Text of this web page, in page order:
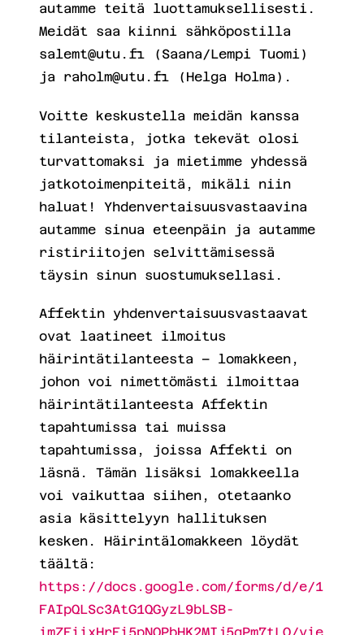
autamme teitä luottamuksellisesti.
Meidät saa kiinni sähköpostilla
salemt@utu.fi (Saana/Lempi Tuomi)
ja raholm@utu.fi (Helga Holma).
Voitte keskustella meidän kanssa
tilanteista, jotka tekevät olosi
turvattomaksi ja mietimme yhdessä
jatkotoimenpiteitä, mikäli niin
haluat! Yhdenvertaisuusvastaavina
autamme sinua eteenpäin ja autamme
ristiriitojen selvittämisessä
täysin sinun suostumuksellasi.
Affektin yhdenvertaisuusvastaavat
ovat laatineet ilmoitus
häirintätilanteesta – lomakkeen,
johon voi nimettömästi ilmoittaa
häirintätilanteesta Affektin
tapahtumissa tai muissa
tapahtumissa, joissa Affekti on
läsnä. Tämän lisäksi lomakkeella
voi vaikuttaa siihen, otetaanko
asia käsittelyyn hallituksen
kesken. Häirintälomakkeen löydät
täältä:
https://docs.google.com/forms/d/e/1
FAIpQLSc3AtG1QGyzL9bLSB-